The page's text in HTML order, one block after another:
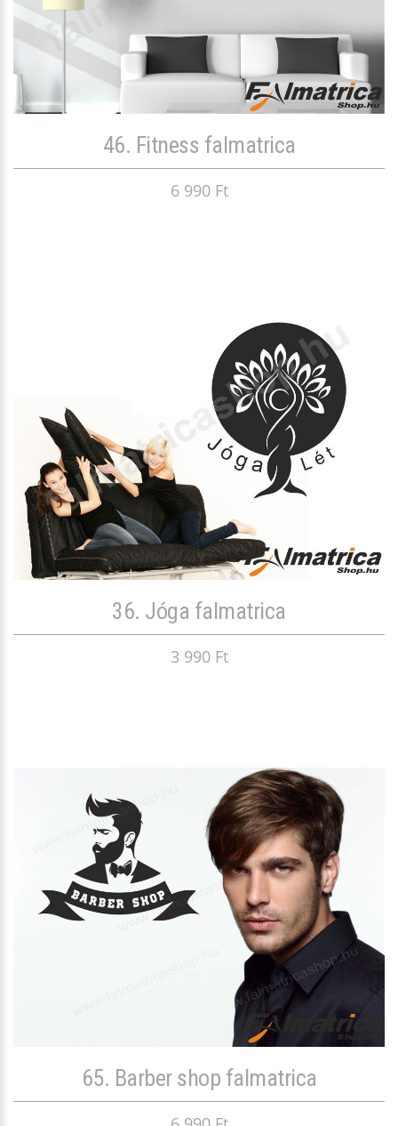
46. Fitness falmatrica
6 990 Ft
36. Jóga falmatrica
3 990 Ft
65. Barber shop falmatrica